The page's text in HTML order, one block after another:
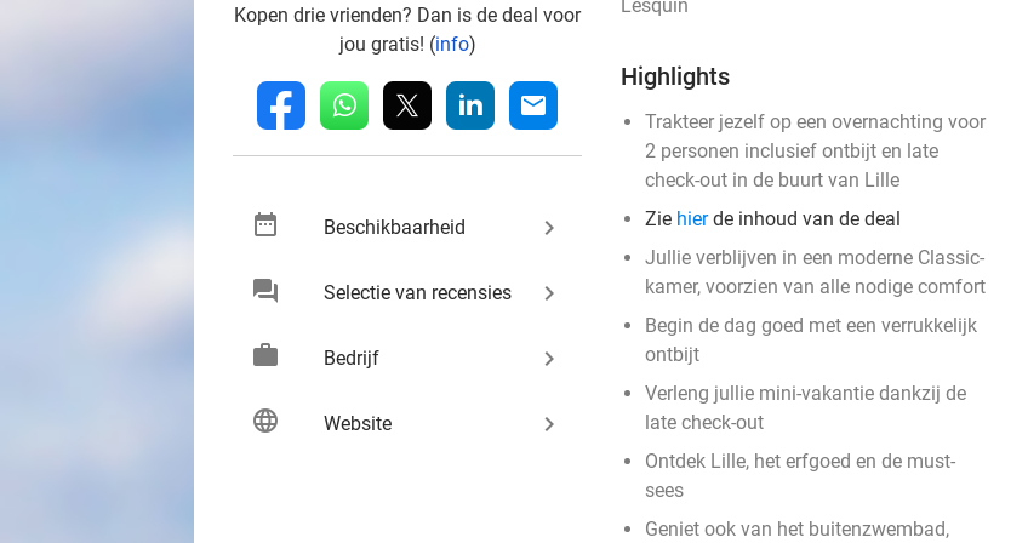
Kopen drie vrienden? Dan is de deal voor
jou gratis! (info)
fb whatsapp linkedin mail
date_range Beschikbaarheid keyboard_arrow_right
chat Selectie van recensies keyboard_arrow_right
work Bedrijf keyboard_arrow_right
language Website keyboard_arrow_right
Lesquin
Highlights
Trakteer jezelf op een overnachting voor
2 personen inclusief ontbijt en late
check-out in de buurt van Lille
Zie hierde inhoud van de deal
Jullie verblijven in een moderne Classic-
kamer, voorzien van alle nodige comfort
Begin de dag goed met een verrukkelijk
ontbijt
Verleng jullie mini-vakantie dankzij de
late check-out
Ontdek Lille, het erfgoed en de must-
sees
Geniet ook van het buitenzwembad,